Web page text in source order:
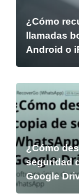
¿Cómo
llamadas
Android o
¿Cómo
seguridad
Google